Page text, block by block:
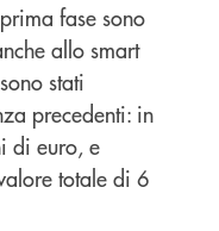
fase sono
allo smart
stati
precedenti: in
di euro, e
totale di 6